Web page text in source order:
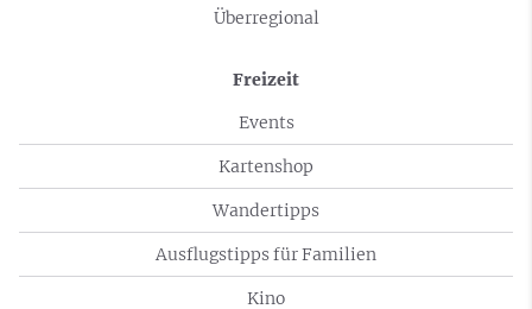
Überregional
Freizeit
Events
Kartenshop
Wandertipps
Ausflugstipps für Familien
Kino